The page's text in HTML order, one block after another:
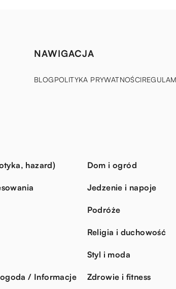
NAWIGACJA
BLOGPOLITYKA PRYWATNOŚCI
hazard) Dom i ogród
Jedzenie i napoje
Podróże
Religia i duchowość
Styl i moda
/ Informacje Zdrowie i fitness